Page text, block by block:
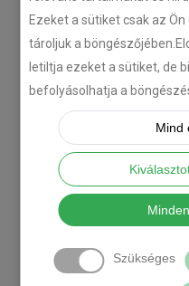
Ezeket a sütiket csak az
tároljuk a
letiltja ezeket a sütiket, de
befolyásolhatja a
Mind
Szükséges